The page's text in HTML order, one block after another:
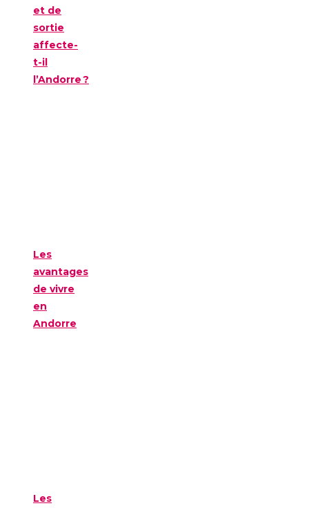
et de
sortie
affecte-
t-il
l’Andorre ?
Les
avantages
de vivre
en
Andorre
Les